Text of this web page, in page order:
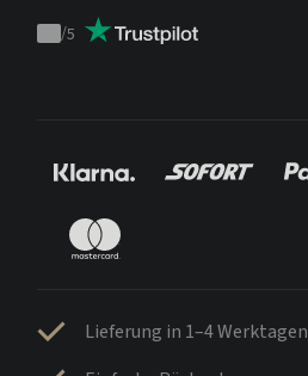
Trustpilot
/5
Lieferung in 1–4 Werktagen